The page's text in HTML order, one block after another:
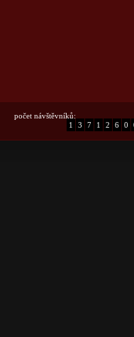
počet návštěvníků:
1
3 7 1 2 6 0